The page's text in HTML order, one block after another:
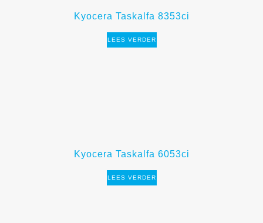
Kyocera Taskalfa 8353ci
LEES VERDER
Kyocera Taskalfa 6053ci
LEES VERDER